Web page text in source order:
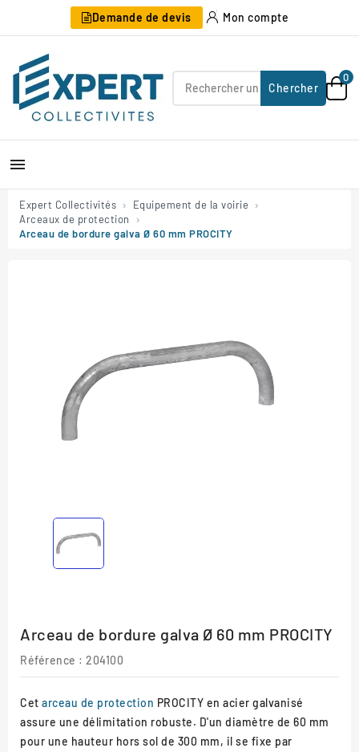
Demande de devis Mon compte
Chercher
0

Expert Collectivités
Equipement de la voirie
Arceaux de protection
Arceau de bordure galva Ø 60 mm PROCITY
Arceau de bordure galva Ø 60 mm PROCITY
Référence : 204100
Cet arceau de protection PROCITY en acier galvanisé
assure une délimitation robuste. D'un diamètre de 60 mm
pour une hauteur hors sol de 300 mm, il se fixe par